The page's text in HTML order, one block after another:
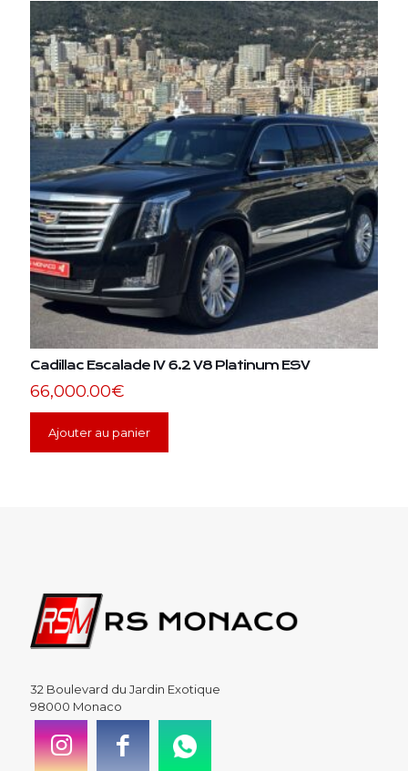
Cadillac Escalade IV 6.2 V8 Platinum ESV
66,000.00€
Ajouter au panier
32 Boulevard du Jardin Exotique
98000 Monaco